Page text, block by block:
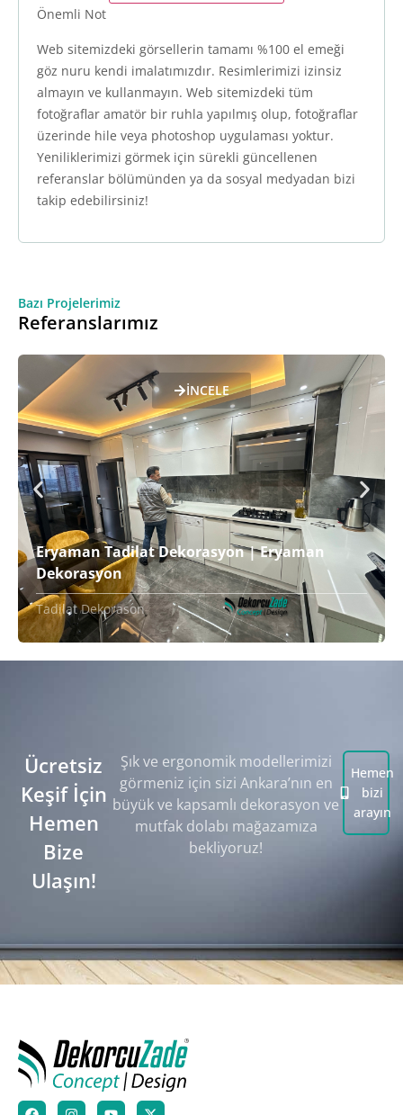
Önemli Not
Web sitemizdeki görsellerin tamamı %100 el emeği
göz nuru kendi imalatımızdır. Resimlerimizi izinsiz
almayın ve kullanmayın. Web sitemizdeki tüm
fotoğraflar amatör bir ruhla yapılmış olup, fotoğraflar
üzerinde hile veya photoshop uygulaması yoktur.
Yeniliklerimizi görmek için sürekli güncellenen
referanslar bölümünden ya da sosyal medyadan bizi
takip edebilirsiniz!
Bazı Projelerimiz
Referanslarımız
İNCELE
Eryaman Tadilat Dekorasyon | Eryaman
Dekorasyon
Tadilat Dekorason
Ücretsiz
Keşif İçin
Hemen
Bize
Ulaşın!
Şık ve ergonomik modellerimizi
görmeniz için sizi Ankara’nın en
büyük ve kapsamlı dekorasyon ve
mutfak dolabı mağazamıza
bekliyoruz!
Hemen
bizi
arayın